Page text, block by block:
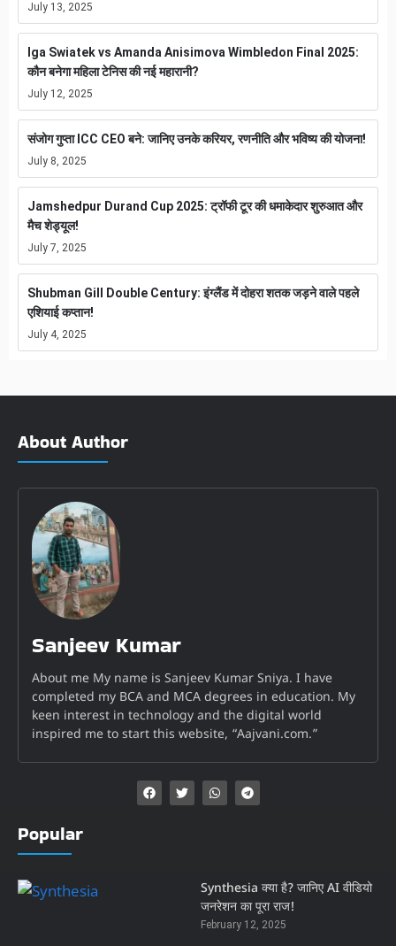
July 13, 2025
Iga Swiatek vs Amanda Anisimova Wimbledon Final 2025:
कौन बनेगा महिला टेनिस की नई महारानी?
July 12, 2025
संजोग गुप्ता ICC CEO बने: जानिए उनके करियर, रणनीति और भविष्य की योजना!
July 8, 2025
Jamshedpur Durand Cup 2025: ट्रॉफी टूर की धमाकेदार शुरुआत और
मैच शेड्यूल!
July 7, 2025
Shubman Gill Double Century: इंग्लैंड में दोहरा शतक जड़ने वाले पहले
एशियाई कप्तान!
July 4, 2025
About Author
Sanjeev Kumar
About me My name is Sanjeev Kumar Sniya. I have
completed my BCA and MCA degrees in education. My
keen interest in technology and the digital world
inspired me to start this website, “Aajvani.com.”
Popular
Synthesia क्या है? जानिए AI वीडियो
जनरेशन का पूरा राज!
February 12, 2025